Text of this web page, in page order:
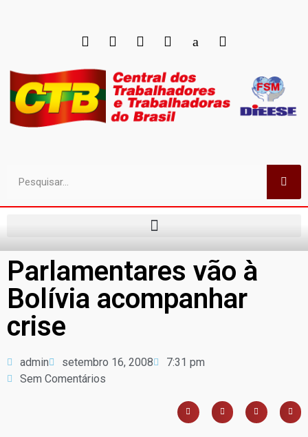
Parlamentares vão à
Bolívia acompanhar
crise
admin setembro 16, 2008
7:31 pm
Sem Comentários